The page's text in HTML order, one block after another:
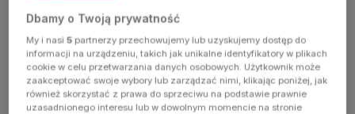
has
occurred
(see the
Dbamy o Twoją prywatność
My i nasi5 partnerzy przechowujemy lub uzyskujemy dostęp do
informacji na urządzeniu, takich jak unikalne identyfikatory w plikach
cookie w celu przetwarzania danych osobowych. Użytkownik może
zaakceptować swoje wybory lub zarządzać nimi, klikając poniżej, jak
również skorzystać z prawa do sprzeciwu na podstawie prawnie
uzasadnionego interesu lub w dowolnym momencie na stronie